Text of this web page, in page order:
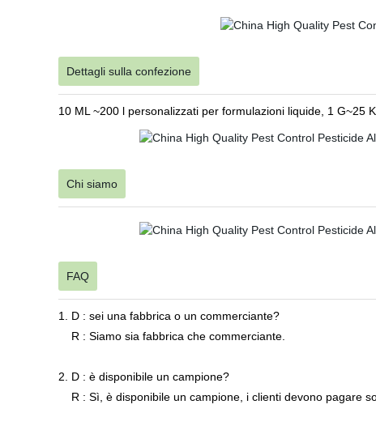
Dettagli sulla confezione
10 ML ~200 l personalizzati per formulazioni liquide, 1 G~25
Chi siamo
FAQ
1. D : sei una fabbrica o un commerciante?
R : Siamo sia fabbrica che commerciante.
2. D : è disponibile un campione?
R : Sì, è disponibile un campione, i clienti devono pagare